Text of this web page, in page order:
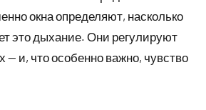
окна определяют, насколько
это дыхание. Они регулируют
— и, что особенно важно, чувство